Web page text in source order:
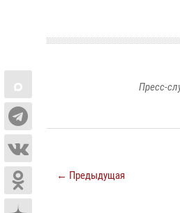
Пресс-
← Предыдущая